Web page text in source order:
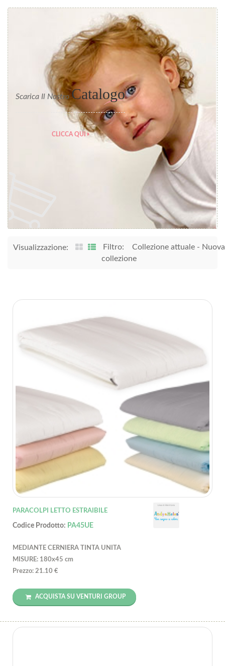
Scarica Il Nostro Catalogo
CLICCA QUI
Visualizzazione: Filtro: Collezione attuale- Nuova
collezione
PARACOLPI LETTO ESTRAIBILE
Codice Prodotto: PA45UE
MEDIANTE CERNIERA TINTA UNITA
MISURE: 180x45 cm
Prezzo: 21.10 €
ACQUISTA SU VENTURI GROUP